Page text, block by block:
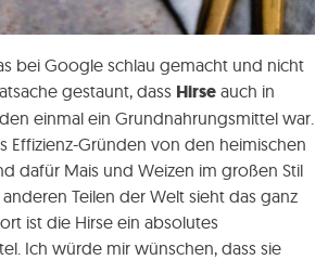
bei Google schlau gemacht und nicht
gestaunt, dass Hirse auch in
einmal ein Grundnahrungsmittel war.
Effizienz-Gründen von den heimischen
dafür Mais und Weizen im großen Stil
Teilen der Welt sieht das ganz
ist die Hirse ein absolutes
Ich würde mir wünschen, dass sie